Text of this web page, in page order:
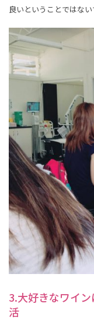
良いということではない
3.大好きなワイ
活